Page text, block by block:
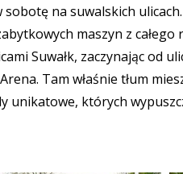
na suwalskich
maszyn z całego
Suwałk, zaczynając od
Tam właśnie tłum
unikatowe, których